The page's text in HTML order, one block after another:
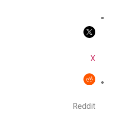
X
Reddit